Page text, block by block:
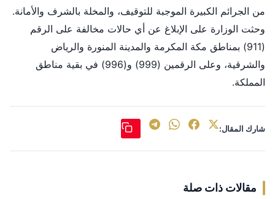
من الجرائم الكبيرة الموجبة للتوقيف، والمخلة بالشرف والأمانة.
وحثت الوزارة على الإبلاغ عن أي حالات مخالفة على الرقم
(911) بمناطق مكة المكرمة والمدينة المنورة والرياض
والشرقية، وعلى الرقمين (999) و(996) في بقية مناطق
المملكة.
شارك المقال:
مقالات ذات صلة